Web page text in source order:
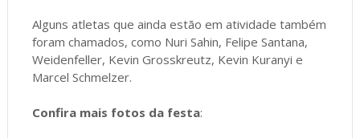
Alguns atletas que ainda estão em atividade também
foram chamados, como Nuri Sahin, Felipe Santana,
Weidenfeller, Kevin Grosskreutz, Kevin Kuranyi e
Marcel Schmelzer.
Confira mais fotos da festa: